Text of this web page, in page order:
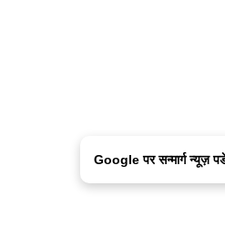
Google पर सन्मार्ग न्यूज़